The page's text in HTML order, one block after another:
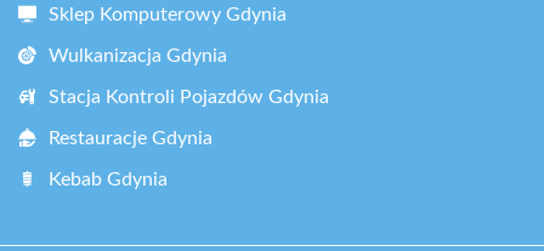
Sklep Komputerowy Gdynia
Wulkanizacja Gdynia
Stacja Kontroli Pojazdów Gdynia
Restauracje Gdynia
Kebab Gdynia